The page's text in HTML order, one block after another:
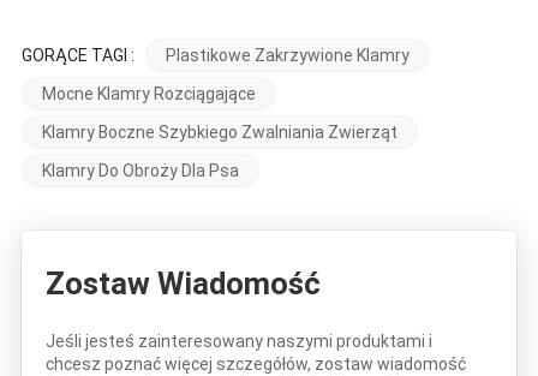
GORĄCE TAGI :
Plastikowe Zakrzywione Klamry
Mocne Klamry Rozciągające
Klamry Boczne Szybkiego Zwalniania Zwierząt
Klamry Do Obroży Dla Psa
Zostaw Wiadomość
Jeśli jesteś zainteresowany naszymi produktami i
chcesz poznać więcej szczegółów, zostaw wiadomość